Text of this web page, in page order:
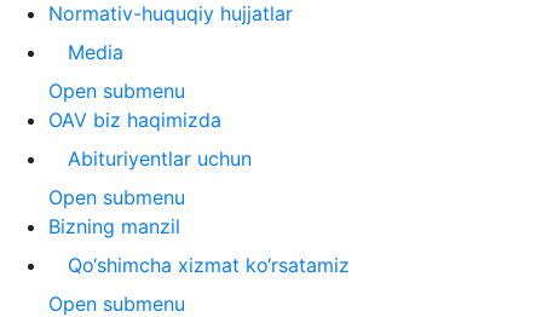
Normativ-huquqiy hujjatlar
Media
Open submenu
OAV biz haqimizda
Abituriyentlar uchun
Open submenu
Bizning manzil
Qo‘shimcha xizmat ko‘rsatamiz
Open submenu